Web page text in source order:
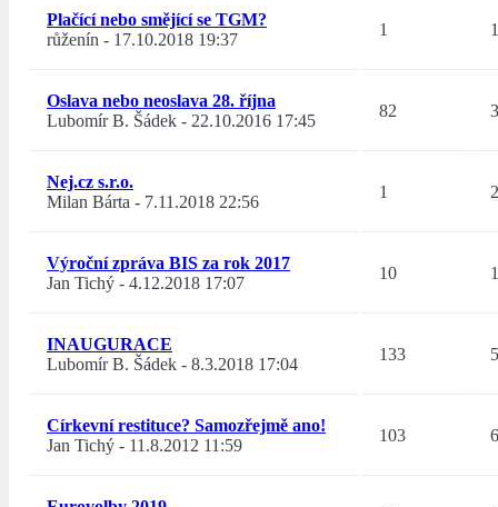
Plačící nebo smějící se TGM?
růženín - 17.10.2018 19:37
1
Oslava nebo neoslava 28. října
Lubomír B. Šádek - 22.10.2016 17:45
82
Nej.cz s.r.o.
Milan Bárta - 7.11.2018 22:56
1
Výroční zpráva BIS za rok 2017
Jan Tichý - 4.12.2018 17:07
10
INAUGURACE
Lubomír B. Šádek - 8.3.2018 17:04
133
Církevní restituce? Samozřejmě ano!
Jan Tichý - 11.8.2012 11:59
103